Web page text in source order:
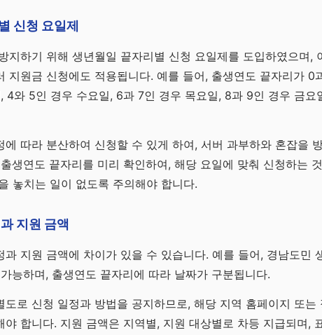
신청 요일제
지하기 위해 생년월일 끝자리별 신청 요일제를 도입하였으며,
지원금 신청에도 적용됩니다. 예를 들어, 출생연도 끝자리가 0
4와 5인 경우 수요일, 6과 7인 경우 목요일, 8과 9인 경우 금요
에 따라 분산하여 신청할 수 있게 하여, 서버 과부하와 혼잡을
생연도 끝자리를 미리 확인하여, 해당 요일에 맞춰 신청하는
놓치는 일이 없도록 주의해야 합니다.
지원 금액
과 지원 금액에 차이가 있을 수 있습니다. 예를 들어, 경남도민
능하며, 출생연도 끝자리에 따라 날짜가 구분됩니다.
도로 신청 일정과 방법을 공지하므로, 해당 지역 홈페이지 또는
야 합니다. 지원 금액은 지역별, 지원 대상별로 차등 지급되며,